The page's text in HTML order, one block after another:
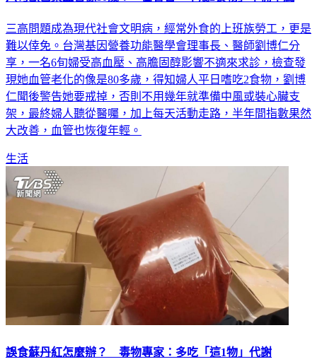
三高問題成為現代社會文明病，經常外食的上班族勞工，更是
難以倖免。台灣基因營養功能醫學會理事長、醫師劉博仁分
享，一名6旬婦受高血壓、高膽固醇影響不適來求診，檢查發
現她血管老化的像是80多歲，得知婦人平日嗜吃2食物，劉博
仁聞後警告她要戒掉，否則不用幾年就準備中風或裝心臟支
架，最終婦人聽從醫囑，加上每天活動走路，半年間指數果然
大改善，血管也恢復年輕。
生活
誤食蘇丹紅怎麼辦？ 毒物專家：多吃「這1物」代謝